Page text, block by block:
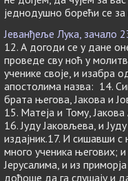
једнодушно борећи се за
Јеванђеље Лука, зачало
12. А догоди се у дане
проведе сву ноћ у
ученике своје, и изабра
апостолима назва: 14.
брата његова, Јакова и
15. Матеја и Тому,
16. Јуду Јаковљева, и
издајник.17. И сишавши
много ученика његових;
Јерусалима, и из
дођоше да га слушају и